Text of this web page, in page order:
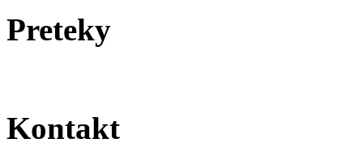
Preteky
Kontakt